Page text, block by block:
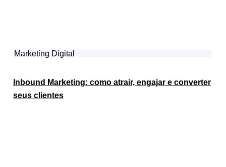
Marketing Digital
Inbound Marketing: como atrair, engajar e converter
seus clientes